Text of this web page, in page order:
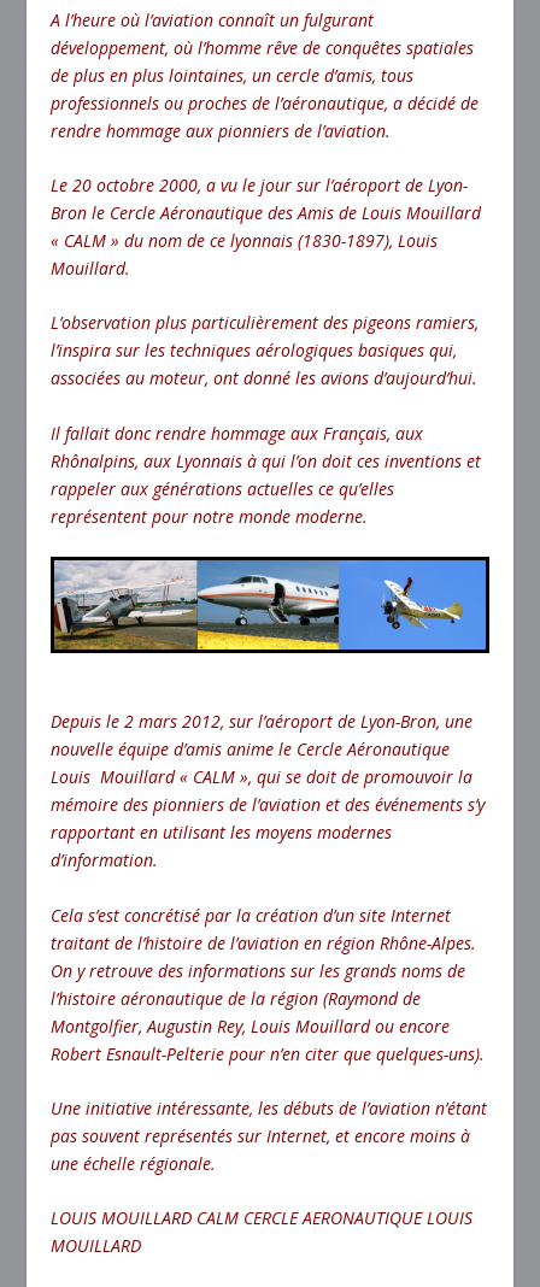
A l’heure où l’aviation connaît un fulgurant
développement, où l’homme rêve de conquêtes spatiales
de plus en plus lointaines, un cercle d’amis, tous
professionnels ou proches de l’aéronautique, a décidé de
rendre hommage aux pionniers de l’aviation.
Le 20 octobre 2000, a vu le jour sur l’aéroport de Lyon-
Bron le Cercle Aéronautique des Amis de Louis Mouillard
« CALM » du nom de ce lyonnais (1830-1897), Louis
Mouillard.
L’observation plus particulièrement des pigeons ramiers,
l’inspira sur les techniques aérologiques basiques qui,
associées au moteur, ont donné les avions d’aujourd’hui.
Il fallait donc rendre hommage aux Français, aux
Rhônalpins, aux Lyonnais à qui l’on doit ces inventions et
rappeler aux générations actuelles ce qu’elles
représentent pour notre monde moderne.
Depuis le 2 mars 2012, sur l’aéroport de Lyon-Bron, une
nouvelle équipe d’amis anime le Cercle Aéronautique
Louis Mouillard « CALM », qui se doit de promouvoir la
mémoire des pionniers de l’aviation et des événements s’y
rapportant en utilisant les moyens modernes
d’information.
Cela s’est concrétisé par la création d’un site Internet
traitant de l’histoire de l’aviation en région Rhône-Alpes.
On y retrouve des informations sur les grands noms de
l’histoire aéronautique de la région (Raymond de
Montgolfier, Augustin Rey, Louis Mouillard ou encore
Robert Esnault-Pelterie pour n’en citer que quelques-uns).
Une initiative intéressante, les débuts de l’aviation n’étant
pas souvent représentés sur Internet, et encore moins à
une échelle régionale.
LOUIS MOUILLARD CALM CERCLE AERONAUTIQUE LOUIS
MOUILLARD